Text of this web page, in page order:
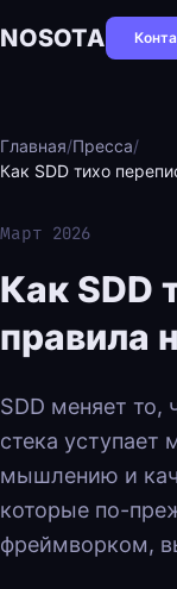
NOSOTA
Главная/Пресса/
Как SDD тихо
Март 2026
Как SDD
правила
SDD меняет то,
стека уступает
мышлению и
которые по-
фреймворком,